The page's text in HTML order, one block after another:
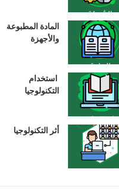
المادة المطبوعة
والأجهزة
استخدام
التكنولوجيا
أثر التكنولوجيا